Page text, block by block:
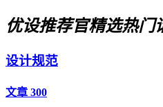
优设推荐官精选热门
设计规范
文章 300